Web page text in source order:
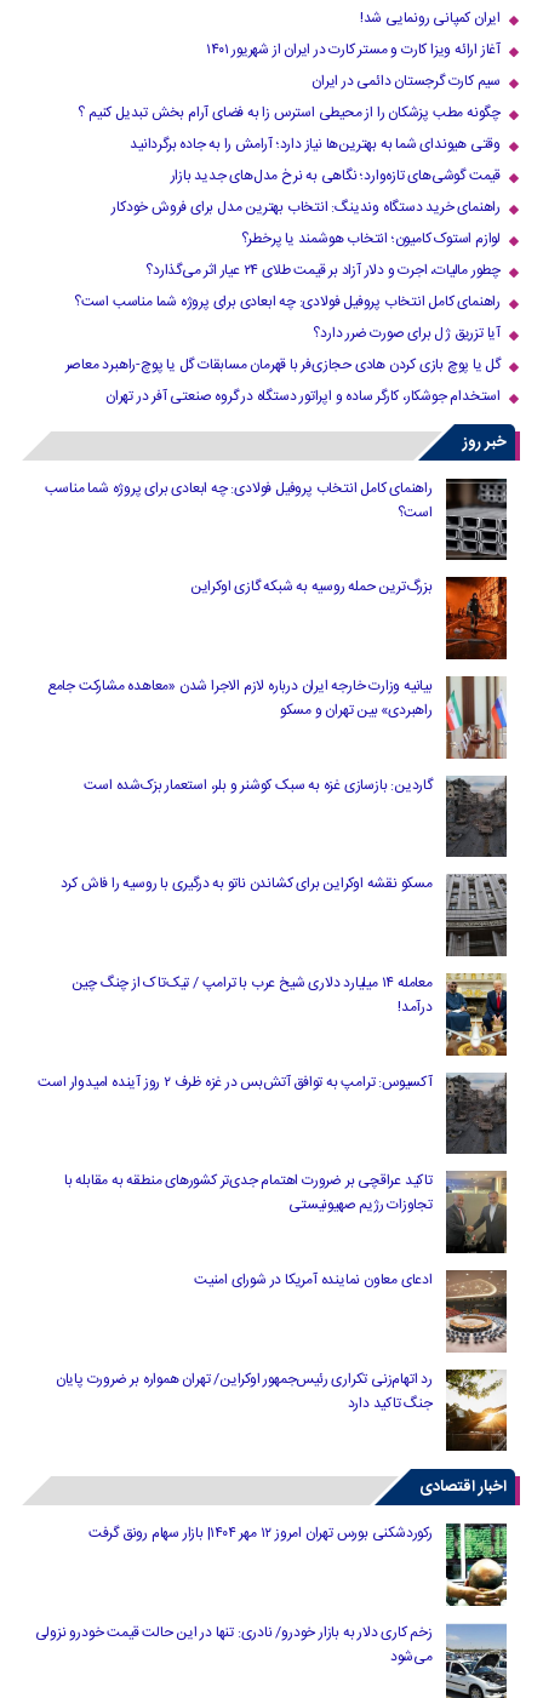
ایران کمپانی رونمایی شد!
آغاز ارائه ویزا کارت و مستر کارت در ایران از شهریور ۱۴۰۱
سیم کارت گرجستان دائمی در ایران
چگونه مطب پزشکان را از محیطی استرس زا به فضای آرام بخش تبدیل کنیم ؟
وقتی هیوندای شما به بهترین‌ها نیاز دارد؛ آرامش را به جاده برگردانید
قیمت گوشی‌های تازه‌وارد؛ نگاهی به نرخ مدل‌های جدید بازار
راهنمای خرید دستگاه وندینگ: انتخاب بهترین مدل برای فروش خودکار
لوازم استوک کامیون؛ انتخاب هوشمند یا پرخطر؟
چطور مالیات، اجرت و دلار آزاد بر قیمت طلای ۲۴ عیار اثر می‌گذارد؟
راهنمای کامل انتخاب پروفیل فولادی: چه ابعادی برای پروژه شما مناسب است؟
آیا تزریق ژل برای صورت ضرر دارد​؟
گل یا پوچ بازی کردن هادی حجازی‌فر با قهرمان مسابقات گل یا پوچ-راهبرد معاصر
استخدام جوشکار، کارگر ساده و اپراتور دستگاه در گروه صنعتی آفر در تهران
خبر روز
راهنمای کامل انتخاب پروفیل فولادی: چه ابعادی برای پروژه شما مناسب
است؟
بزرگ‌ترین حمله روسیه به شبکه گازی اوکراین
بیانیه وزارت خارجه ایران درباره لازم‌ الاجرا شدن «معاهده مشارکت جامع
راهبردی» بین تهران و مسکو
گاردین: بازسازی غزه به سبک کوشنر و بلر، استعمار بزک‌شده است
مسکو نقشه اوکراین برای کشاندن ناتو به درگیری با روسیه را فاش کرد
معامله ۱۴ میلیارد دلاری شیخ عرب با ترامپ / تیک‌تاک از چنگ چین
درآمد!
آکسیوس: ترامپ به توافق آتش‌بس در غزه ظرف ۲ روز آینده امیدوار است
تاکید عراقچی بر ضرورت اهتمام جدی‌تر کشورهای منطقه به مقابله با
تجاوزات رژیم صهیونیستی
ادعای معاون نماینده آمریکا در شورای امنیت
رد اتهام‌زنی تکراری رئیس‌جمهور اوکراین/ تهران همواره بر ضرورت پایان
جنگ تاکید دارد
اخبار اقتصادی
رکوردشکنی بورس تهران امروز ۱۲ مهر ۱۴۰۴| بازار سهام رونق گرفت
زخم کاری دلار به بازار خودرو/ نادری: تنها در این حالت قیمت خودرو نزولی
می‌شود